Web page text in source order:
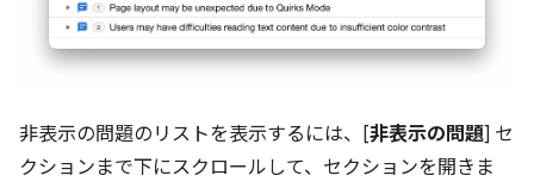
非表示の問題のリストを表示するには、[非表示の問題] セ
クションまで下にスクロールして、セクションを開きま